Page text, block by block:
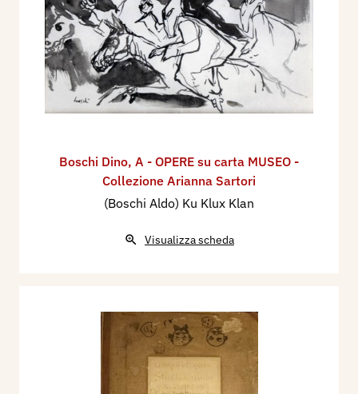
Boschi Dino, A - OPERE su carta MUSEO -
Collezione Arianna Sartori
(Boschi Aldo) Ku Klux Klan
Visualizza scheda